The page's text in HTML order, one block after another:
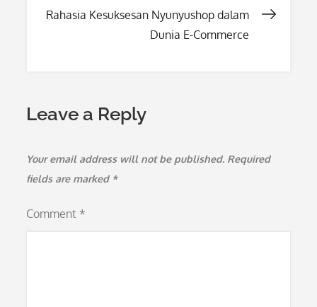
navigation
Rahasia Kesuksesan Nyunyushop dalam
Dunia E-Commerce
Leave a Reply
Your email address will not be published. Required
fields are marked *
Comment *